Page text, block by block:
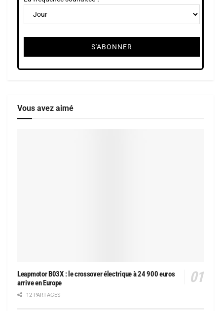
Vous avez aimé
Leapmotor B03X : le crossover électrique à 24 900 euros
arrive en Europe
12 PARTAGES